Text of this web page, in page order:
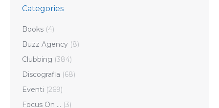
Categories
Books (4)
Buzz Agency (8)
Clubbing (384)
Discografia (68)
Eventi (269)
Focus On … (3)